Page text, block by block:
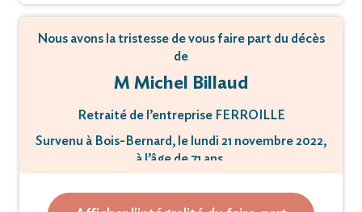
Nous avons la tristesse de vous faire part du décès
de
M Michel Billaud
Retraité de l’entreprise FERROILLE
Survenu à Bois-Bernard, le lundi 21 novembre 2022,
à l’âge de 71 ans.